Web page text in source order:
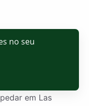
no seu
em Las